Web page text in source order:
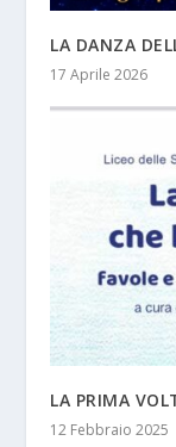
LA DANZA
17 Aprile 2026
LA PRIMA
12 Febbraio 2025